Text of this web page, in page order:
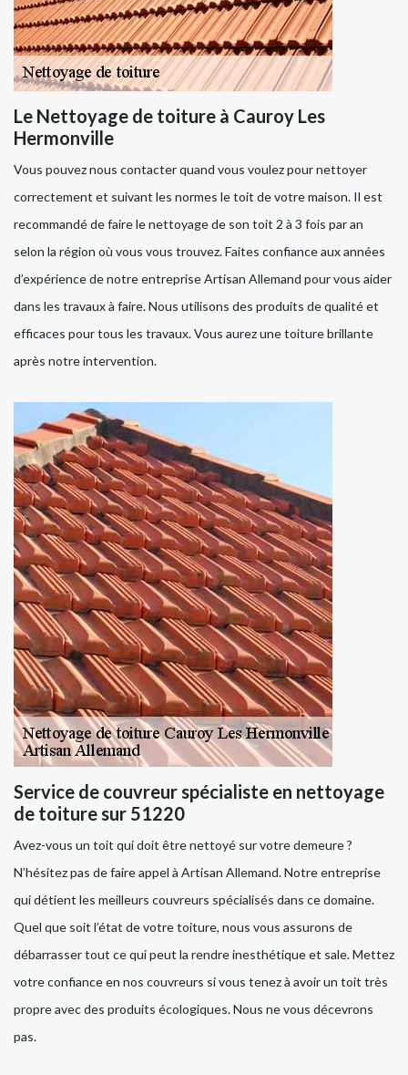
Le Nettoyage de toiture à Cauroy Les
Hermonville
Vous pouvez nous contacter quand vous voulez pour nettoyer
correctement et suivant les normes le toit de votre maison. Il est
recommandé de faire le nettoyage de son toit 2 à 3 fois par an
selon la région où vous vous trouvez. Faites confiance aux années
d’expérience de notre entreprise Artisan Allemand pour vous aider
dans les travaux à faire. Nous utilisons des produits de qualité et
efficaces pour tous les travaux. Vous aurez une toiture brillante
après notre intervention.
Service de couvreur spécialiste en nettoyage
de toiture sur 51220
Avez-vous un toit qui doit être nettoyé sur votre demeure ?
N’hésitez pas de faire appel à Artisan Allemand. Notre entreprise
qui détient les meilleurs couvreurs spécialisés dans ce domaine.
Quel que soit l’état de votre toiture, nous vous assurons de
débarrasser tout ce qui peut la rendre inesthétique et sale. Mettez
votre confiance en nos couvreurs si vous tenez à avoir un toit très
propre avec des produits écologiques. Nous ne vous décevrons
pas.